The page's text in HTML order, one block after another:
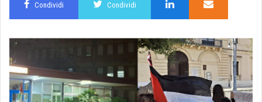
Condividi Condividi